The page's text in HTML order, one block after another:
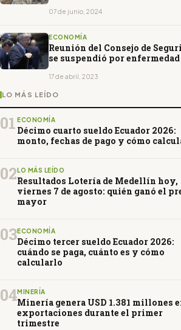
07 de junio, 2024
ECONOMÍA
Reunión del Consejo de
se suspendió por enfermedad
17 de abril, 2023
LO MÁS LEÍDO
01 ECONOMÍA
Décimo cuarto sueldo Ecuador 2026:
monto, fechas de pago y cómo
02 LO MÁS LEÍDO
Resultados Lotería de Medellín hoy,
viernes 7 de agosto: quién ganó el
mayor
03ECONOMÍA
Décimo tercer sueldo Ecuador 2026:
cuándo se paga, cuánto es y cómo
calcularlo
04MINERÍA
Minería genera USD 1.381 millones
exportaciones durante el primer
trimestre